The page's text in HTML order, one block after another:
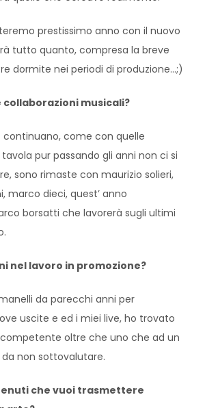
prestissimo anno con il nuovo
tutto quanto, compresa la breve
dormite nei periodi di produzione…;)
collaborazioni musicali?
continuano, come con quelle
pur passando gli anni non ci si
sono rimaste con maurizio solieri,
marco dieci, quest’ anno
borsatti che lavorerà sugli ultimi
nel lavoro in promozione?
da parecchi anni per
uscite e ed i miei live, ho trovato
oltre che uno che ad un
non sottovalutare.
che vuoi trasmettere